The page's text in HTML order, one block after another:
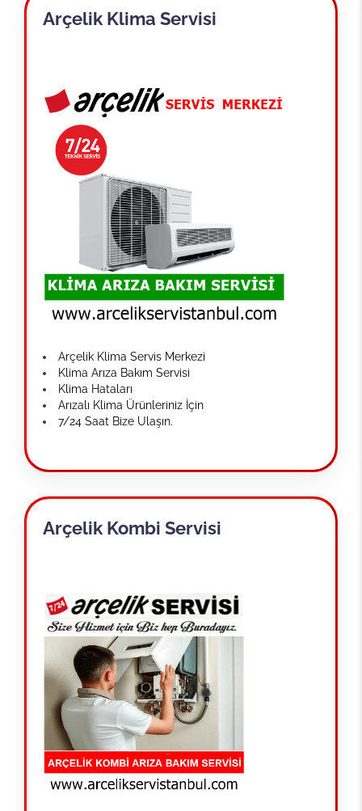
Arçelik Klima Servisi
Arçelik Klima Servis Merkezi
Klima Arıza Bakım Servisi
Klima Hataları
Arızalı Klima Ürünleriniz İçin
7/24 Saat Bize Ulaşın.
Arçelik Kombi Servisi